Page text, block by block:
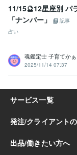
11/15🔮12星座別 パ
「ナンバー」
記事
占い
魂鑑定士 子育てかぁ
2025/11/14 07:37